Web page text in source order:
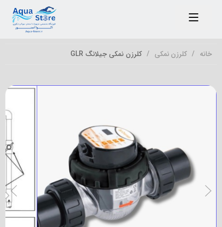
خانه کلرزن نمکی کلرزن نمکی جیلانگ GLR